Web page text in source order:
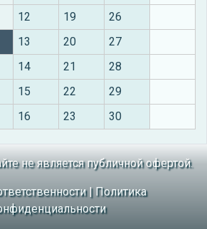
12 19
26
13 20
27
14 21
28
15 22
29
16 23 30
не является публичной офертой.
| Политика